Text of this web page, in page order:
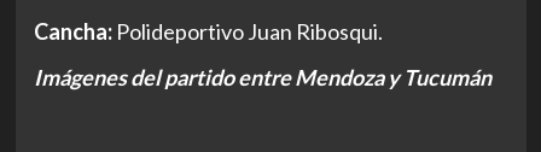
Cancha:Polideportivo Juan Ribosqui.
Imágenes del partido entre Mendoza y Tucumán